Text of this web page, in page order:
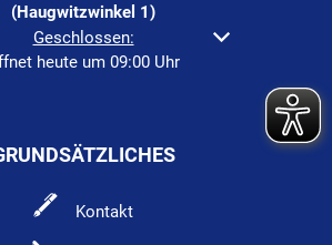
(Haugwitzwinkel 1)
um weitere Öffnungs- oder Schließzeiten
Geschlossen:
heute um 09:00 Uhr
Kontakt